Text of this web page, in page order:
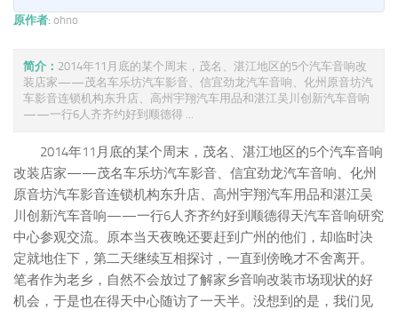
原作者: ohno
简介： 2014年11月底的某个周末，茂名、湛江地区的5个汽车音响改
装店家——茂名车乐坊汽车影音、信宜劲龙汽车音响、化州原音坊汽
车影音连锁机构东升店、高州宇翔汽车用品和湛江吴川创新汽车音响
——一行6人齐齐约好到顺德得 ...
2014年11月底的某个周末，茂名、湛江地区的5个汽车音响
改装店家——茂名车乐坊汽车影音、信宜劲龙汽车音响、化州
原音坊汽车影音连锁机构东升店、高州宇翔汽车用品和湛江吴
川创新汽车音响——一行6人齐齐约好到顺德得天汽车音响研究
中心参观交流。原本当天夜晚还要赶到广州的他们，却临时决
定就地住下，第二天继续互相探讨，一直到傍晚才不舍离开。
笔者作为老乡，自然不会放过了解家乡音响改装市场现状的好
机会，于是也在得天中心随访了一天半。没想到的是，我们见